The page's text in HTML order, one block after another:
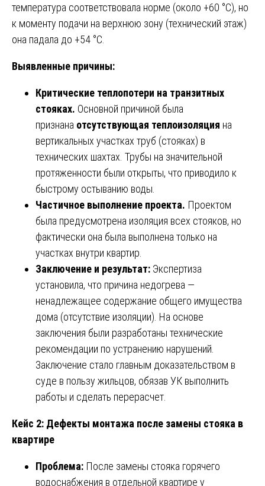
температура соответствовала норме (около +60 °C), но
к моменту подачи на верхнюю зону (технический этаж)
она падала до +54 °C.
Выявленные причины:
Критические теплопотери на транзитных
стояках. Основной причиной была
признана отсутствующая теплоизоляция на
вертикальных участках труб (стояках) в
технических шахтах. Трубы на значительной
протяженности были открыты, что приводило к
быстрому остыванию воды.
Частичное выполнение проекта. Проектом
была предусмотрена изоляция всех стояков, но
фактически она была выполнена только на
участках внутри квартир.
Заключение и результат: Экспертиза
установила, что причина недогрева —
ненадлежащее содержание общего имущества
дома (отсутствие изоляции). На основе
заключения были разработаны технические
рекомендации по устранению нарушений.
Заключение стало главным доказательством в
суде в пользу жильцов, обязав УК выполнить
работы и сделать перерасчет.
Кейс 2: Дефекты монтажа после замены стояка в
квартире
Проблема: После замены стояка горячего
водоснабжения в отдельной квартире у